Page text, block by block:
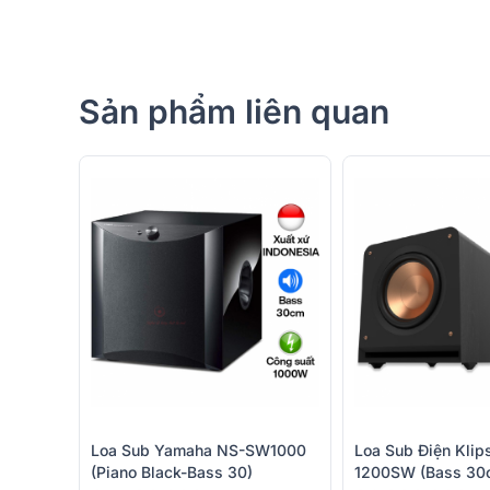
Đánh giá chất lượng Loa sub B&W
Củ bass đường kính 25 cm
Sở hữu củ bass có đường kính 25 cm với thiết kế
cấp có đặc tính cứng và nhẹ cho loa có độ căng,
ASW610XP được tăng cường độ nhạy, âm bass khi
Sản phẩm liên quan
Loa Sub Yamaha NS-SW1000
(Piano Black-Bass 30)
Loa Sub Điện
1200SW (Bass